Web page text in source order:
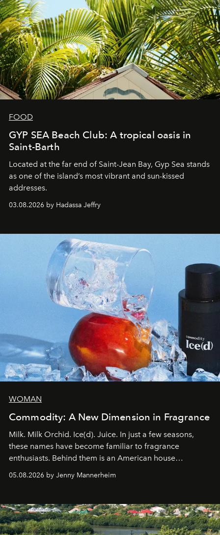
FOOD
GYP SEA Beach Club: A tropical oasis in
Saint-Barth
Located at the far end of Saint-Jean Bay, Gyp Sea stands
as one of the island’s most vibrant and sun-kissed
addresses.
03.08.2026 by Hadassa Jeffry
WOMAN
Commodity: A New Dimension in Fragrance
Milk. Milk Orchid. Ice(d). Juice. In just a few seasons,
these names have become familiar to fragrance
enthusiasts. Behind them is an American house
redefining the codes of contemporary perfumery with
an approach that is as intuitive as it is personal:
05.08.2026 by Jenny Mannerheim